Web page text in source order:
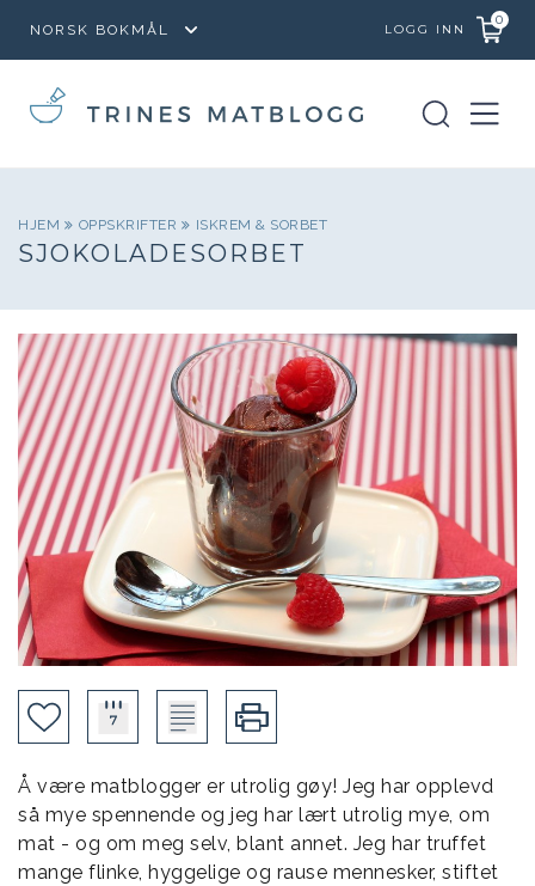
LOGG INN
0
HJEM OPPSKRIFTER ISKREM & SORBET
SJOKOLADESORBET
Å være matblogger er utrolig gøy! Jeg har opplevd
så mye spennende og jeg har lært utrolig mye, om
mat - og om meg selv, blant annet. Jeg har truffet
mange flinke, hyggelige og rause mennesker, stiftet